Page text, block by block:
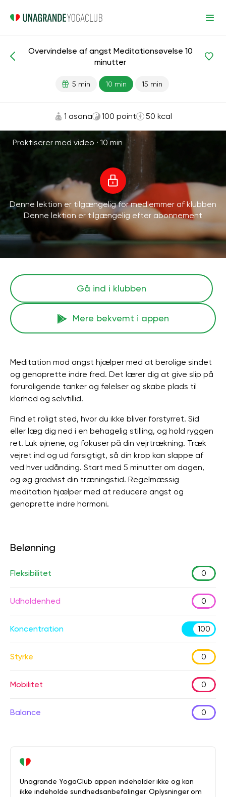
Meditationer og vejrtrækning
Overvindelse af angst Meditationsøvelse 10
minutter
5 min 10 min 15 min
1 asana 100 point 50 kcal
Praktiserer med video · 10 min
Denne lektion er tilgængelig for medlemmer af klubben
Denne lektion er tilgængelig efter abonnement
Gå ind i klubben
Mere bekvemt i appen
Meditation mod angst hjælper med at berolige sindet
og genoprette indre fred. Det lærer dig at give slip på
foruroligende tanker og følelser og skabe plads til
klarhed og selvtillid.
Find et roligt sted, hvor du ikke bliver forstyrret. Sid
eller læg dig ned i en behagelig stilling, og hold ryggen
ret. Luk øjnene, og fokuser på din vejrtrækning. Træk
vejret ind og ud forsigtigt, så din krop kan slappe af
ved hver udånding. Start med 5 minutter om dagen,
og øg gradvist din træningstid. Regelmæssig
meditation hjælper med at reducere angst og
genoprette indre harmoni.
Belønning
Fleksibilitet 0
Udholdenhed 0
Koncentration 100
Styrke 0
Mobilitet 0
Balance 0
Unagrande YogaClub appen indeholder ikke og kan
ikke indeholde sundhedsanbefalinger. Oplysninger om